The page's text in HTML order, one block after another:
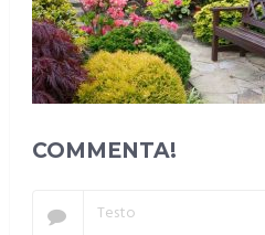
COMMENTA!